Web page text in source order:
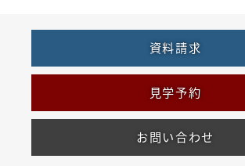
資料請求
見学予約
お問い合わせ